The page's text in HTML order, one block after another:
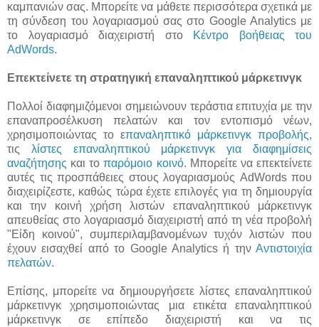
καμπανιών σας. Μπορείτε να μάθετε περισσότερα σχετικά με
τη σύνδεση του λογαριασμού σας στο Google Analytics με
το λογαριασμό διαχειριστή στο
Κέντρο βοήθειας του
AdWords.
Επεκτείνετε τη στρατηγική επαναληπτικού μάρκετινγκ
Πολλοί διαφημιζόμενοι σημειώνουν τεράστια επιτυχία με την
επαναπροσέλκυση πελατών και τον εντοπισμό νέων,
χρησιμοποιώντας το επαναληπτικό μάρκετινγκ προβολής,
τις λίστες επαναληπτικού μάρκετινγκ για διαφημίσεις
αναζήτησης και τοπαρόμοιο κοινό. Μπορείτε να επεκτείνετε
αυτές τις προσπάθειες στους λογαριασμούς AdWords που
διαχειρίζεστε, καθώς τώρα έχετε επιλογές για τη δημιουργία
και την κοινή χρήση λιστών επαναληπτικού μάρκετινγκ
απευθείας στο λογαριασμό διαχειριστή από τη νέα προβολή
"Είδη κοινού", συμπεριλαμβανομένων τυχόν λιστών που
έχουν εισαχθεί από το Google Analytics ή την Αντιστοιχία
πελατών.
Επίσης, μπορείτε να δημιουργήσετε λίστες επαναληπτικού
μάρκετινγκ χρησιμοποιώντας μια ετικέτα επαναληπτικού
μάρκετινγκ σε επίπεδο διαχειριστή και να τις